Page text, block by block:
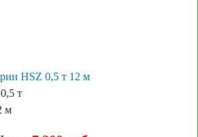
HSZ 0,5 т 12 м
т
м